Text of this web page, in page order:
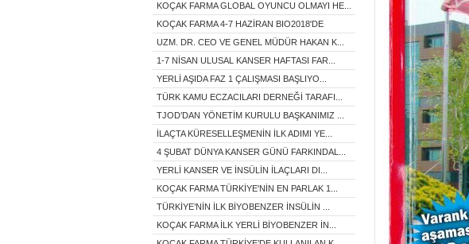
KOÇAK FARMA GLOBAL OYUNCU OLMAYI HE...
KOÇAK FARMA 4-7 HAZİRAN BIO2018'DE
UZM. DR. CEO VE GENEL MÜDÜR HAKAN K...
1-7 NİSAN ULUSAL KANSER HAFTASI FAR...
YERLİ AŞIDA FAZ 1 ÇALIŞMASI BAŞLIYO...
TÜRK KAMU ECZACILARI DERNEĞİ TARAFI...
TJOD’DAN YÖNETİM KURULU BAŞKANIMIZ ...
İLAÇTA KÜRESELLEŞMENİN İLK ADIMI YE...
4 ŞUBAT DÜNYA KANSER GÜNÜ FARKINDAL...
YERLİ KANSER VE İNSÜLİN İLAÇLARI DI...
KOÇAK FARMA TÜRKİYE'NİN EN PARLAK 1...
TÜRKİYE’NİN İLK BİYOBENZER İNSÜLİN ...
KOÇAK FARMA İLK YERLİ BİYOBENZER İN...